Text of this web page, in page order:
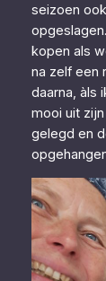
seizoen
kopen als
na zelf een
daarna, àls
mooi uit
gelegd en